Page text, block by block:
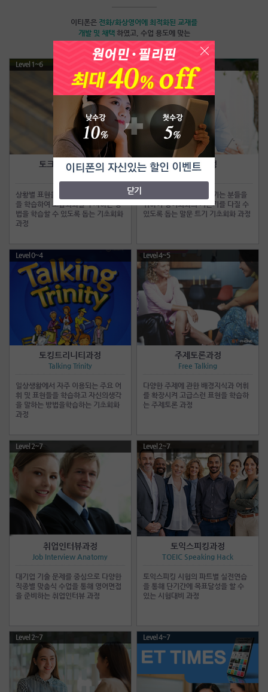
이티폰은 전화/화상영어에 최적화된 교재를
개발 및 채택 하였고, 수업 용도에 맞는
Level 1~6
토크얼라이브과정
Talk Alive
상황별 표현을 중심으로 유용한 패턴
을 학습하여 고급회화를 구사하는 방
법을 학습할 수 있도록 돕는 기초회화
과정
점프업과정
Jump Up
일상대화에 어려움을 느끼는 분들을
위하여 영어회화의 기본기를 다질 수
있도록 돕는 말문 트기 기초회화 과정
Level 0~4
토킹트리니티과정
Talking Trinity
일상생활에서 자주 이용되는 주요 어
휘 및 표현들을 학습하고 자신의생각
을 말하는 방법을학습하는 기초회화
과정
Level 4~5
주제토론과정
Free Talking
다양한 주제에 관한 배경지식과 어휘
를 확장시켜 고급스런 표현을 학습하
는 주제토론 과정
Level 2~7
취업인터뷰과정
Job Interview Anatomy
대기업 기출 문제를 중심으로 다양한
직종별 맞춤식 수업을 통해 영어면접
을 준비하는 취업인터뷰 과정
Level 2~7
토익스피킹과정
TOEIC Speaking Hack
토익스피킹 시험의 파트별 실전연습
을 통해 단기간에 목표달성을 할 수
있는 시험대비 과정
Level 2~7 Level 4~7
닫기